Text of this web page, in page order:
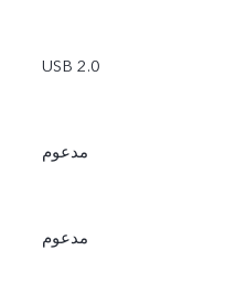
USB 2.0
مدعوم
مدعوم